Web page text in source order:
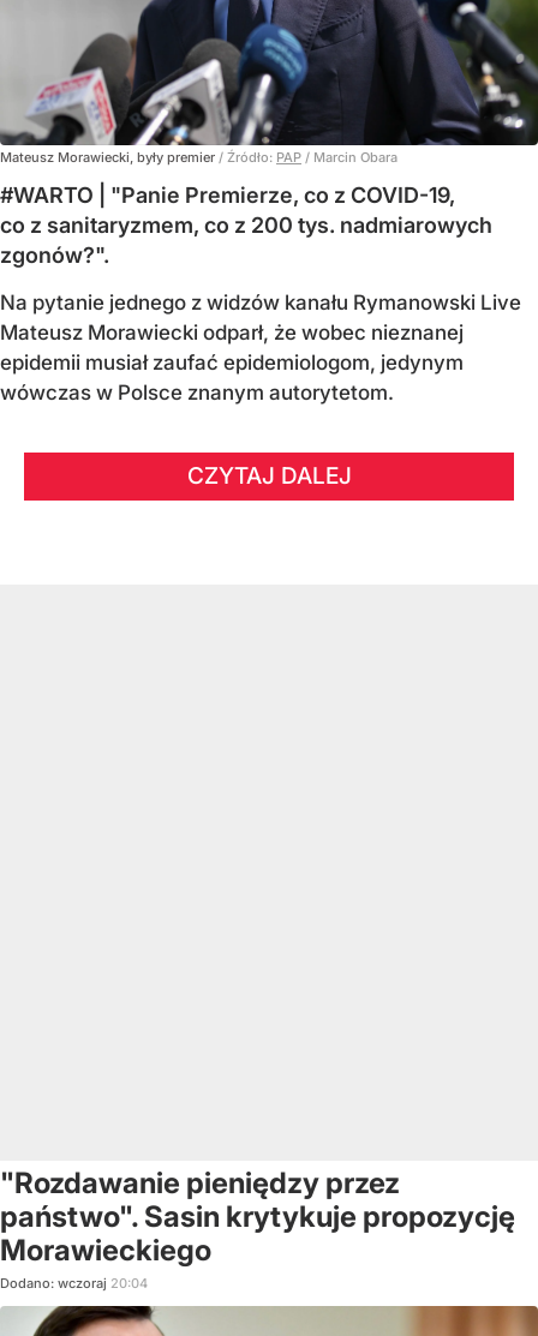
Mateusz Morawiecki, były premier / Źródło: PAP / Marcin Obara
#WARTO | "Panie Premierze, co z COVID-19,
co z sanitaryzmem, co z 200 tys. nadmiarowych
zgonów?".
Na pytanie jednego z widzów kanału Rymanowski Live
Mateusz Morawiecki odparł, że wobec nieznanej
epidemii musiał zaufać epidemiologom, jedynym
wówczas w Polsce znanym autorytetom.
CZYTAJ DALEJ
"Rozdawanie pieniędzy przez
państwo". Sasin krytykuje propozycję
Morawieckiego
Dodano: wczoraj 20:04